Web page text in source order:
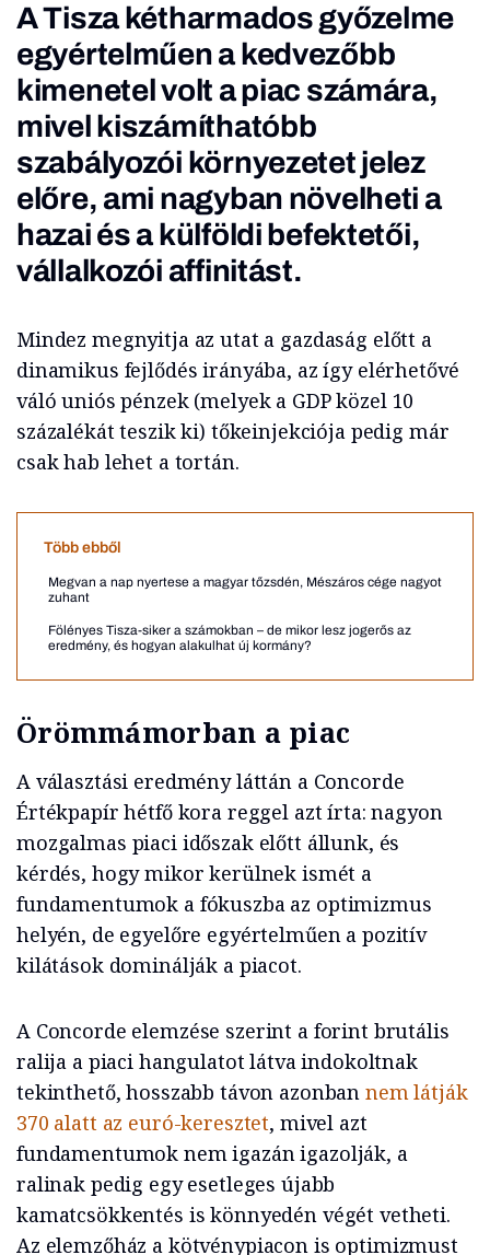
A Tisza kétharmados győzelme
egyértelműen a kedvezőbb
kimenetel volt a piac számára,
mivel kiszámíthatóbb
szabályozói környezetet jelez
előre, ami nagyban növelheti a
hazai és a külföldi befektetői,
vállalkozói affinitást.
Mindez megnyitja az utat a gazdaság előtt a
dinamikus fejlődés irányába, az így elérhetővé
váló uniós pénzek (melyek a GDP közel 10
százalékát teszik ki) tőkeinjekciója pedig már
csak hab lehet a tortán.
Több ebből
Megvan a nap nyertese a magyar tőzsdén, Mészáros cége nagyot
zuhant
Fölényes Tisza-siker a számokban – de mikor lesz jogerős az
eredmény, és hogyan alakulhat új kormány?
Örömmámorban a piac
A választási eredmény láttán a Concorde
Értékpapír hétfő kora reggel azt írta: nagyon
mozgalmas piaci időszak előtt állunk, és
kérdés, hogy mikor kerülnek ismét a
fundamentumok a fókuszba az optimizmus
helyén, de egyelőre egyértelműen a pozitív
kilátások dominálják a piacot.
A Concorde elemzése szerint a forint brutális
ralija a piaci hangulatot látva indokoltnak
tekinthető, hosszabb távon azonban nem látják
370 alatt az euró-keresztet, mivel azt
fundamentumok nem igazán igazolják, a
ralinak pedig egy esetleges újabb
kamatcsökkentés is könnyedén végét vetheti.
Az elemzőház a kötvénypiacon is optimizmust